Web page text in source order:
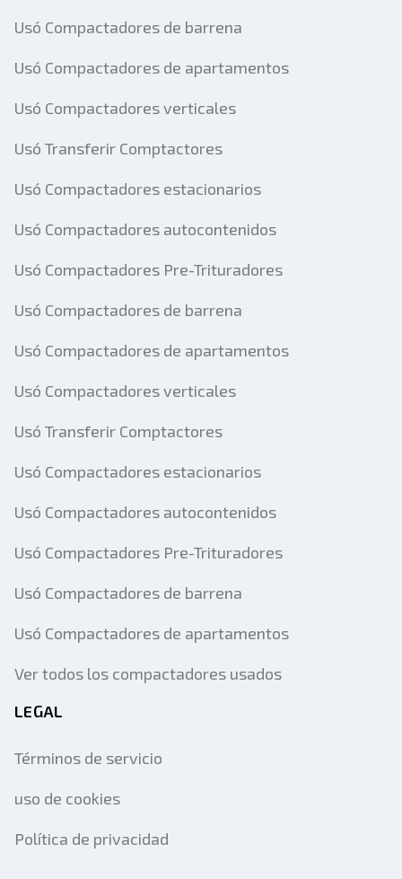
Usó Compactadores de barrena
Usó Compactadores de apartamentos
Usó Compactadores verticales
Usó Transferir Comptactores
Usó Compactadores estacionarios
Usó Compactadores autocontenidos
Usó Compactadores Pre-Trituradores
Usó Compactadores de barrena
Usó Compactadores de apartamentos
Usó Compactadores verticales
Usó Transferir Comptactores
Usó Compactadores estacionarios
Usó Compactadores autocontenidos
Usó Compactadores Pre-Trituradores
Usó Compactadores de barrena
Usó Compactadores de apartamentos
Ver todos los compactadores usados
LEGAL
Términos de servicio
uso de cookies
Política de privacidad